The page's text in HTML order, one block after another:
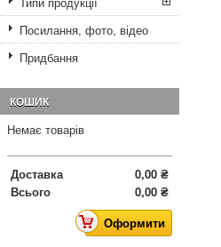
Посилання, фото, відео
Придбання
КОШИК
Немає товарів
0,00 ₴
Доставка
0,00 ₴
Всього
Оформити